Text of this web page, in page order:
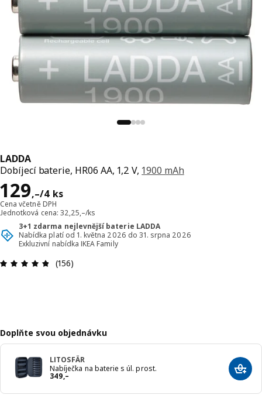
LADDA
Dobíjecí baterie, HR06 AA, 1,2 V, 1900 mAh
129,–/4 ks
Cena 129,–/4 ks
Cena včetně DPH
Jednotková cena: 32,25,–/ks
3+1 zdarma nejlevnější baterie LADDA
Nabídka platí od 1. května 2026 do 31. srpna 2026
Exkluzivní nabídka IKEA Family
(156)
Doplňte svou objednávku
LITOSFÄR
Nabíječka na baterie s úl. prost.
349,–
Cena 349,–